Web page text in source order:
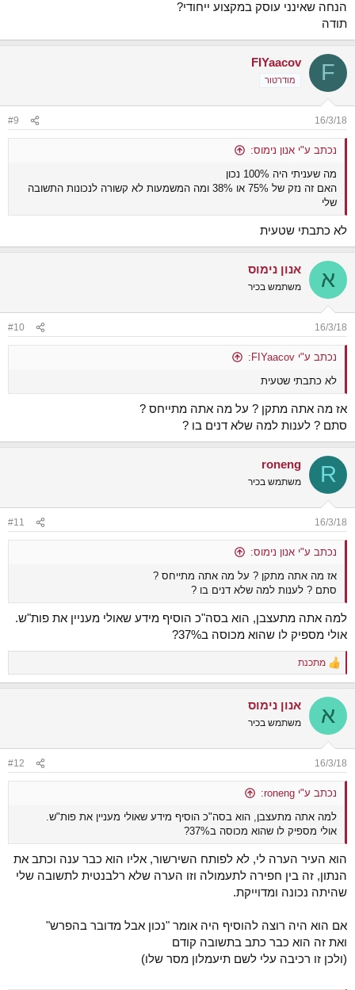
הנחה שאינני עוסק במקצוע ייחודי?
תודה
F
FIYaacov
מודרטור
16/3/18
#9
נכתב ע"י אנון נימוס:
מה שעניתי היה 100% נכון
האם זה נזק של 75% או 38% ומה המשמעות לא קשורה לנכונות התשובה
שלי
לא כתבתי שטעית
א אנון נימוס
משתמש בכיר
16/3/18
#10
נכתב ע"י FIYaacov:
לא כתבתי שטעית
אז מה אתה מתקן ? על מה אתה מתייחס ?
סתם ? לענות למה שלא דנים בו ?
R
roneng
משתמש בכיר
16/3/18
#11
נכתב ע"י אנון נימוס:
אז מה אתה מתקן ? על מה אתה מתייחס ?
סתם ? לענות למה שלא דנים בו ?
למה אתה מתעצבן, הוא בסה"כ הוסיף מידע שאולי מעניין את פות"ש.
אולי מספיק לו שהוא מכוסה ב37%?
R
e
c
i
s
:
מתכנת
א אנון נימוס
משתמש בכיר
16/3/18
#12
נכתב ע"י roneng:
למה אתה מתעצבן, הוא בסה"כ הוסיף מידע שאולי מעניין את פות"ש.
אולי מספיק לו שהוא מכוסה ב37%?
הוא העיר הערה לי, לא לפותח השירשור, אליו הוא כבר ענה וכתב את
הנתון, זה בין חפירה לתעמולה וזו הערה שלא רלבנטית לתשובה שלי
שהיתה נכונה ומדוייקת.
אם הוא היה רוצה להוסיף היה אומר "נכון אבל מדובר בהפרש"
ואת זה הוא כבר כתב בתשובה קודם
(ולכן זו רכיבה עלי לשם תיעמלון מסר שלו)